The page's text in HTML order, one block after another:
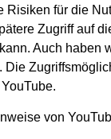
Risiken für die
Zugriff auf
Auch haben
Die
von